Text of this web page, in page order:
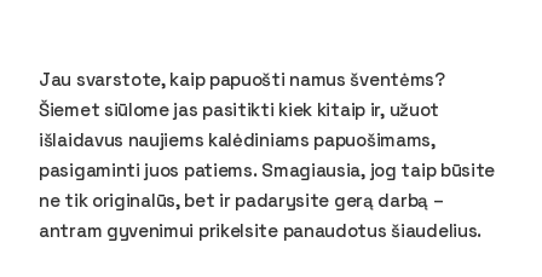
Jau svarstote, kaip papuošti namus šventėms?
Šiemet siūlome jas pasitikti kiek kitaip ir, užuot
išlaidavus naujiems kalėdiniams papuošimams,
pasigaminti juos patiems. Smagiausia, jog taip būsite
ne tik originalūs, bet ir padarysite gerą darbą –
antram gyvenimui prikelsite panaudotus šiaudelius.